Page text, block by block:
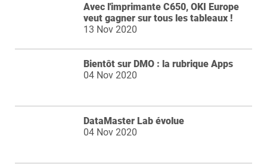
Avec l'imprimante C650, OKI Europe
veut gagner sur tous les tableaux !
13 Nov 2020
Bientôt sur DMO : la rubrique Apps
04 Nov 2020
DataMaster Lab évolue
04 Nov 2020